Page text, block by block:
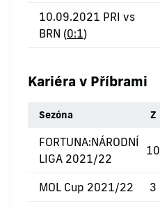
10.09.2021 PRI vs
BRN (0:1)
Kariéra v Příbrami
Sezóna Z
FORTUNA:NÁRODNÍ
LIGA 2021/22
10
MOL Cup 2021/22 3